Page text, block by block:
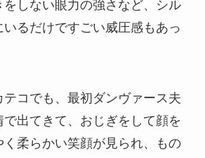
をしない眼力の強さなど、シル
いるだけですごい威圧感もあっ
テコでも、最初ダンヴァース夫
で出てきて、おじぎをして顔を
く柔らかい笑顔が見られ、もの